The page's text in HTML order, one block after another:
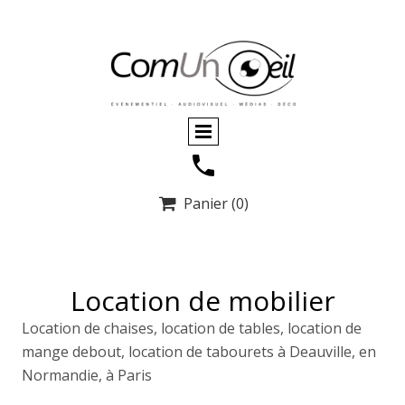
 Panier(0)
Location de mobilier
Location de chaises, location de tables, location de
mange debout, location de tabourets à Deauville, en
Normandie, à Paris